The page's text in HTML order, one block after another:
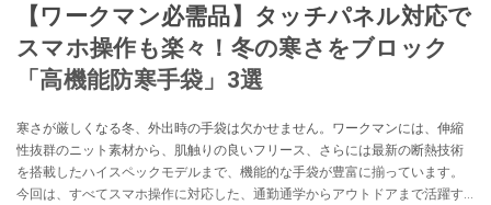
【ワークマン必需品】タッチパネル対応で
スマホ操作も楽々！冬の寒さをブロック
「高機能防寒手袋」3選
寒さが厳しくなる冬、外出時の手袋は欠かせません。ワークマンには、伸縮
性抜群のニット素材から、肌触りの良いフリース、さらには最新の断熱技術
を搭載したハイスペックモデルまで、機能的な手袋が豊富に揃っています。
今回は、すべてスマホ操作に対応した、通勤通学からアウトドアまで活躍す